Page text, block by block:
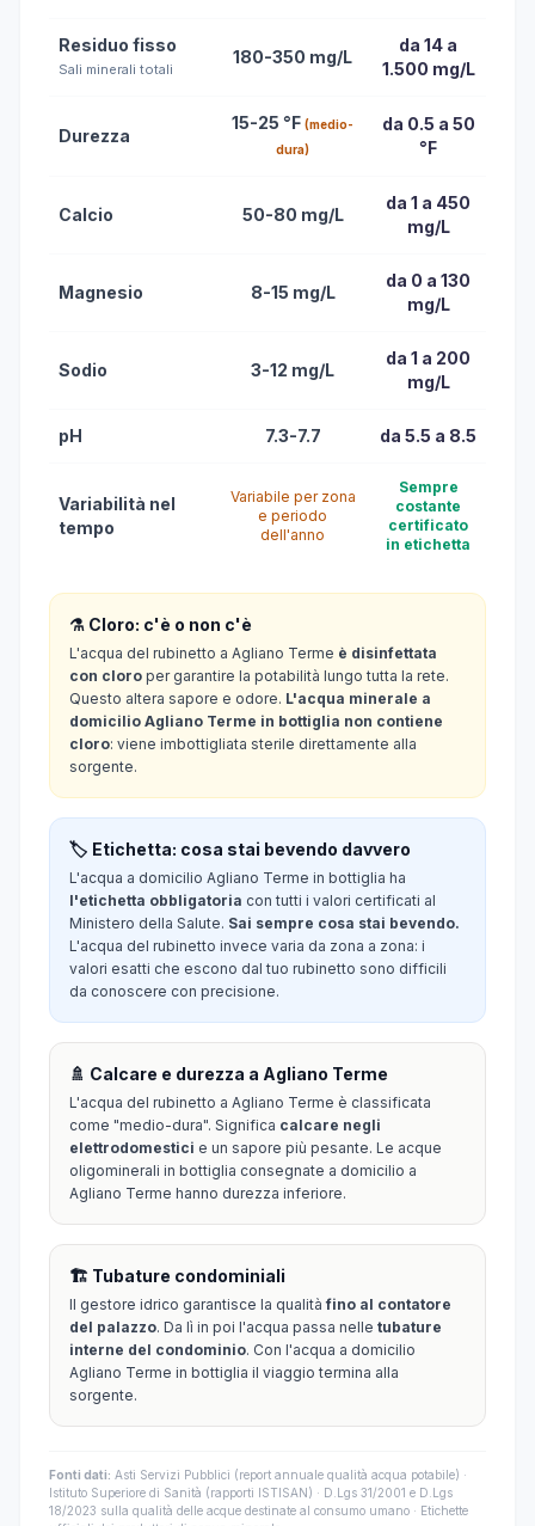
Residuo fisso
Sali minerali totali
180-350 mg/L
da 14 a
1.500 mg/L
Durezza
15-25 °F (medio-
dura)
da 0.5 a 50
°F
Calcio 50-80 mg/L
da 1 a 450
mg/L
Magnesio 8-15 mg/L
da 0 a 130
mg/L
Sodio 3-12 mg/L
da 1 a 200
mg/L
pH 7.3-7.7 da 5.5 a 8.5
Variabilità nel
tempo
Variabile per zona
e periodo
dell'anno
Sempre
costante
certificato
in etichetta
⚗️ Cloro: c'è o non c'è
L'acqua del rubinetto a Agliano Terme è disinfettata
con cloro per garantire la potabilità lungo tutta la rete.
Questo altera sapore e odore. L'acqua minerale a
domicilio Agliano Terme in bottiglia non contiene
cloro: viene imbottigliata sterile direttamente alla
sorgente.
🏷️ Etichetta: cosa stai bevendo davvero
L'acqua a domicilio Agliano Terme in bottiglia ha
l'etichetta obbligatoria con tutti i valori certificati al
Ministero della Salute. Sai sempre cosa stai bevendo.
L'acqua del rubinetto invece varia da zona a zona: i
valori esatti che escono dal tuo rubinetto sono difficili
da conoscere con precisione.
🚿 Calcare e durezza a Agliano Terme
L'acqua del rubinetto a Agliano Terme è classificata
come "medio-dura". Significa calcare negli
elettrodomestici e un sapore più pesante. Le acque
oligominerali in bottiglia consegnate a domicilio a
Agliano Terme hanno durezza inferiore.
🏗️ Tubature condominiali
Il gestore idrico garantisce la qualitàfino al contatore
del palazzo. Da lì in poi l'acqua passa nelle tubature
interne del condominio. Con l'acqua a domicilio
Agliano Terme in bottiglia il viaggio termina alla
sorgente.
Fonti dati: Asti Servizi Pubblici (report annuale qualità acqua potabile) ·
Istituto Superiore di Sanità (rapporti ISTISAN) · D.Lgs 31/2001 e D.Lgs
18/2023 sulla qualità delle acque destinate al consumo umano · Etichette